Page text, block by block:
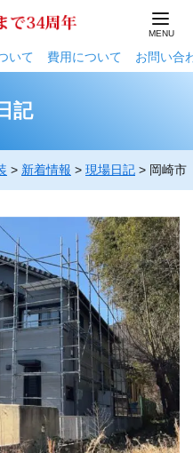
いて 費用について お問い合
記
> 新着情報 > 現場日記 > 岡崎